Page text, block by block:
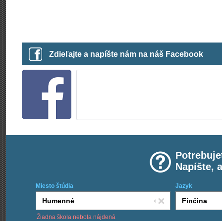
Zdieľajte a napíšte nám na náš Facebook
Napíšte,
Miesto štúdia Jazyk
Žiadna škola nebola nájdená